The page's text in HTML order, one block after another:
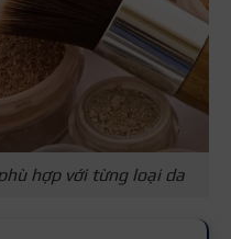
hợp với từng loại da